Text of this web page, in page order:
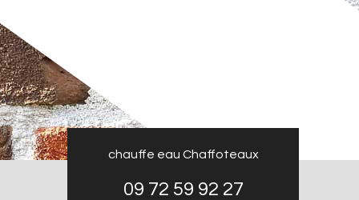
chauffe eau Chaffoteaux
09 72 59 92 27